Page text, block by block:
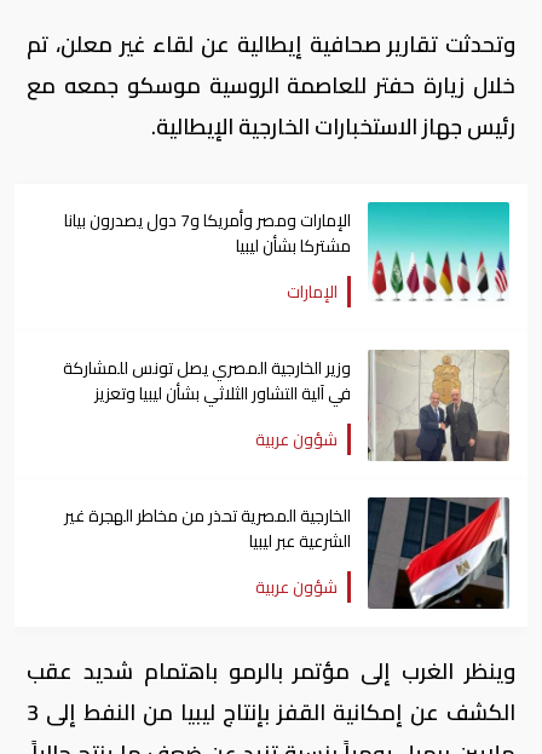
وتحدثت تقارير صحافية إيطالية عن لقاء غير معلن، تم
خلال زيارة حفتر للعاصمة الروسية موسكو جمعه مع
رئيس جهاز الاستخبارات الخارجية الإيطالية.
الإمارات ومصر وأمريكا و7 دول يصدرون بيانا
مشتركا بشأن ليبيا
الإمارات
وزير الخارجية المصري يصل تونس للمشاركة
في آلية التشاور الثلاثي بشأن ليبيا وتعزيز
العلاقات الثنائية
شؤون عربية
الخارجية المصرية تحذر من مخاطر الهجرة غير
الشرعية عبر ليبيا
شؤون عربية
وينظر الغرب إلى مؤتمر بالرمو باهتمام شديد عقب
الكشف عن إمكانية القفز بإنتاج ليبيا من النفط إلى 3